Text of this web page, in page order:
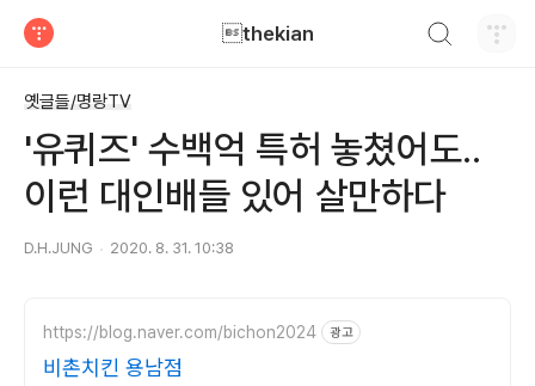
thekian
옛글들/명랑TV
'유퀴즈' 수백억 특허 놓쳤어도..
이런 대인배들 있어 살만하다
D.H.JUNG 2020. 8. 31. 10:38
https://blog.naver.com/bichon2024 광고
비촌치킨 용남점